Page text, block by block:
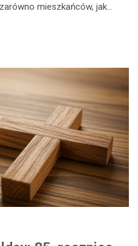
mieszkańców, jak…